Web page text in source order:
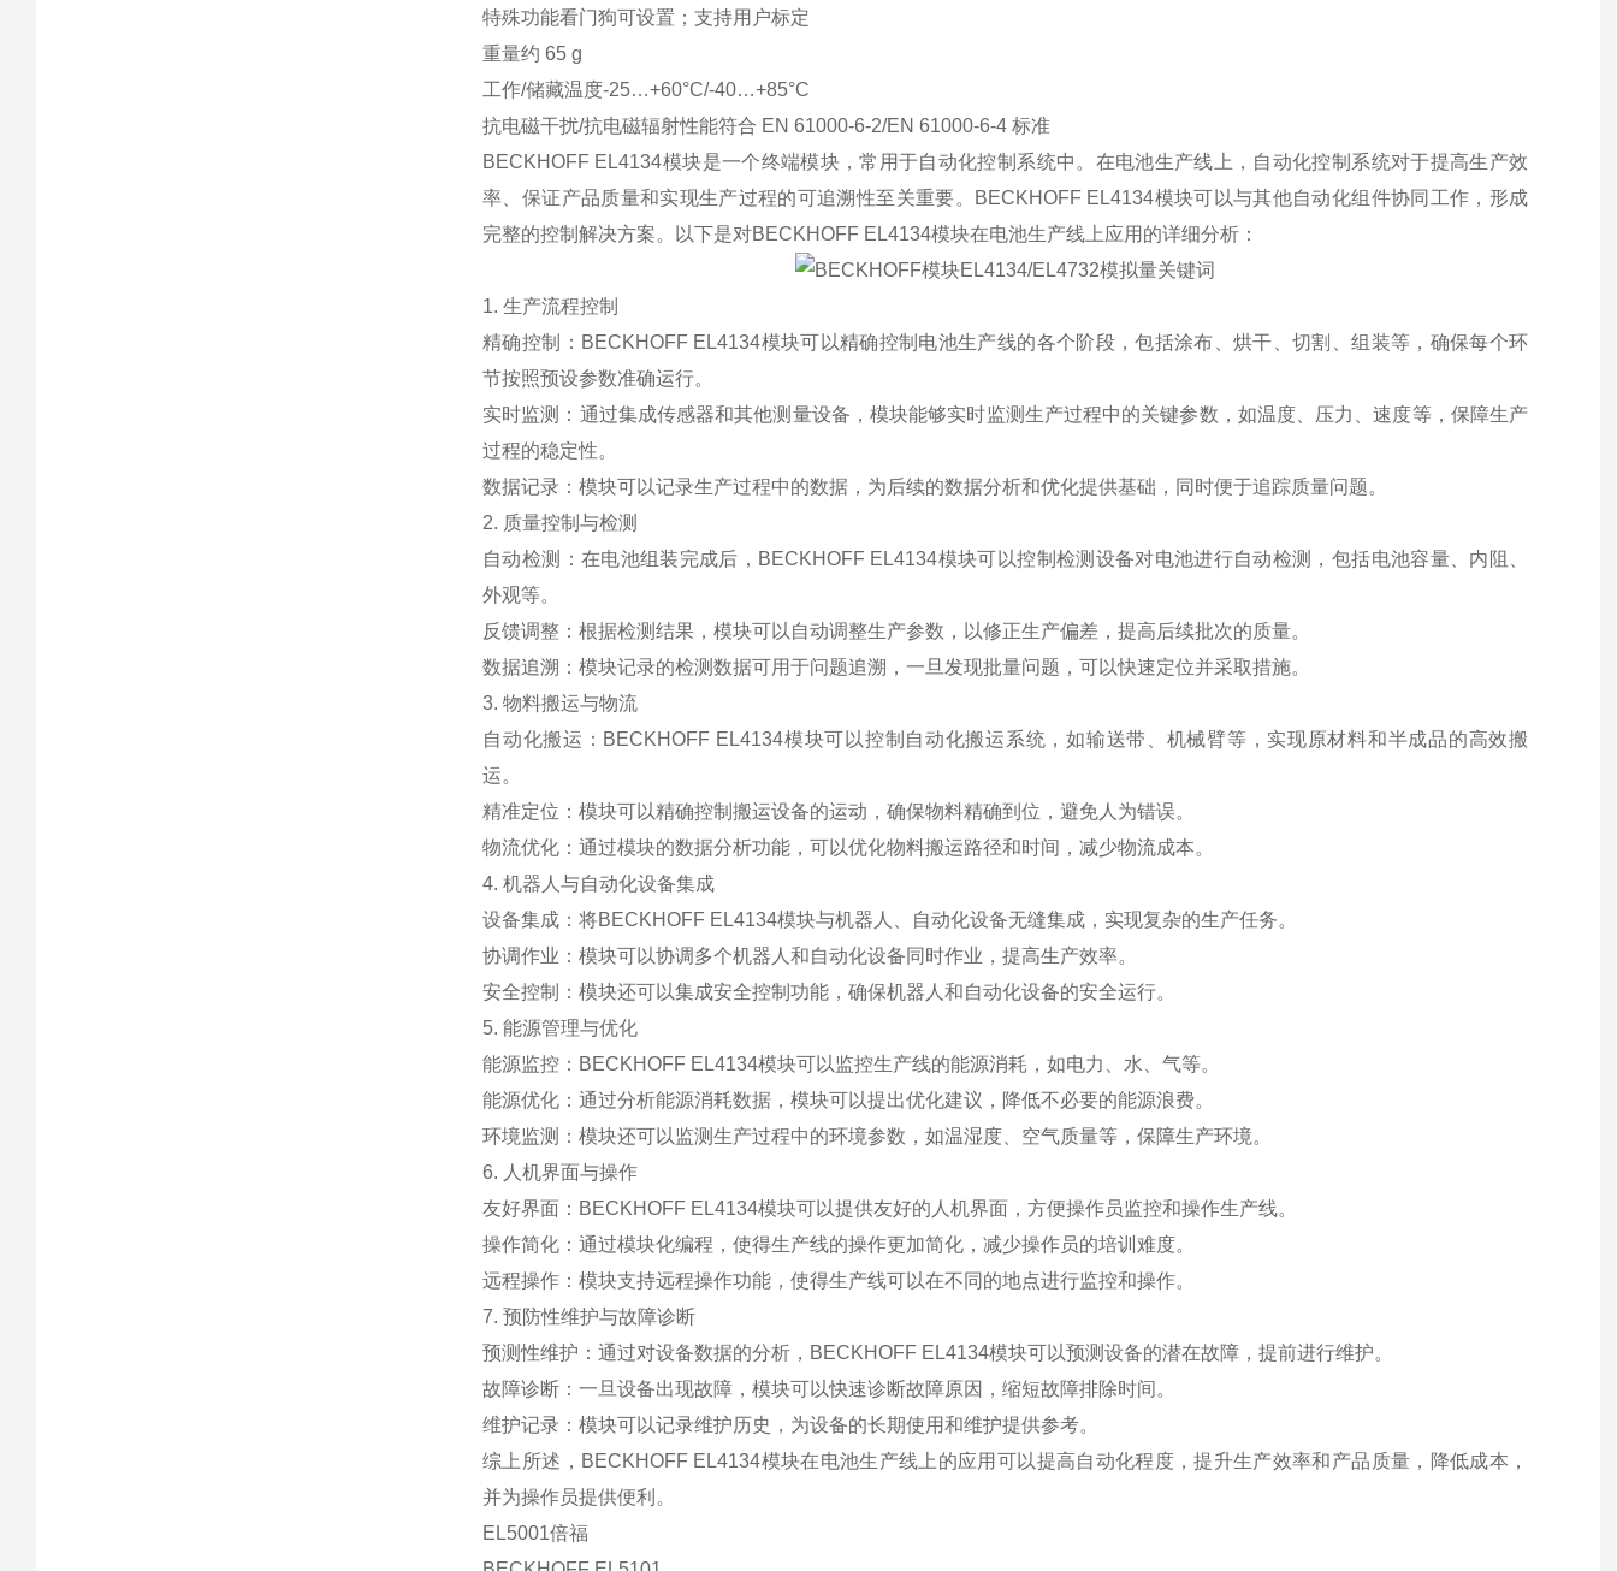
特殊功能看门狗可设置；支持用户标定
重量约 65 g
工作/储藏温度-25…+60°C/-40…+85°C
抗电磁干扰/抗电磁辐射性能符合 EN 61000-6-2/EN 61000-6-4 标准
BECKHOFF EL4134模块是一个终端模块，常用于自动化控制系统中。在电池生产线上，自动化控制系统对于提高生产效
率、保证产品质量和实现生产过程的可追溯性至关重要。BECKHOFF EL4134模块可以与其他自动化组件协同工作，形成
完整的控制解决方案。以下是对BECKHOFF EL4134模块在电池生产线上应用的详细分析：
1. 生产流程控制
精确控制：BECKHOFF EL4134模块可以精确控制电池生产线的各个阶段，包括涂布、烘干、切割、组装等，确保每个环
节按照预设参数准确运行。
实时监测：通过集成传感器和其他测量设备，模块能够实时监测生产过程中的关键参数，如温度、压力、速度等，保障生产
过程的稳定性。
数据记录：模块可以记录生产过程中的数据，为后续的数据分析和优化提供基础，同时便于追踪质量问题。
2. 质量控制与检测
自动检测：在电池组装完成后，BECKHOFF EL4134模块可以控制检测设备对电池进行自动检测，包括电池容量、内阻、
外观等。
反馈调整：根据检测结果，模块可以自动调整生产参数，以修正生产偏差，提高后续批次的质量。
数据追溯：模块记录的检测数据可用于问题追溯，一旦发现批量问题，可以快速定位并采取措施。
3. 物料搬运与物流
自动化搬运：BECKHOFF EL4134模块可以控制自动化搬运系统，如输送带、机械臂等，实现原材料和半成品的高效搬
运。
精准定位：模块可以精确控制搬运设备的运动，确保物料精确到位，避免人为错误。
物流优化：通过模块的数据分析功能，可以优化物料搬运路径和时间，减少物流成本。
4. 机器人与自动化设备集成
设备集成：将BECKHOFF EL4134模块与机器人、自动化设备无缝集成，实现复杂的生产任务。
协调作业：模块可以协调多个机器人和自动化设备同时作业，提高生产效率。
安全控制：模块还可以集成安全控制功能，确保机器人和自动化设备的安全运行。
5. 能源管理与优化
能源监控：BECKHOFF EL4134模块可以监控生产线的能源消耗，如电力、水、气等。
能源优化：通过分析能源消耗数据，模块可以提出优化建议，降低不必要的能源浪费。
环境监测：模块还可以监测生产过程中的环境参数，如温湿度、空气质量等，保障生产环境。
6. 人机界面与操作
友好界面：BECKHOFF EL4134模块可以提供友好的人机界面，方便操作员监控和操作生产线。
操作简化：通过模块化编程，使得生产线的操作更加简化，减少操作员的培训难度。
远程操作：模块支持远程操作功能，使得生产线可以在不同的地点进行监控和操作。
7. 预防性维护与故障诊断
预测性维护：通过对设备数据的分析，BECKHOFF EL4134模块可以预测设备的潜在故障，提前进行维护。
故障诊断：一旦设备出现故障，模块可以快速诊断故障原因，缩短故障排除时间。
维护记录：模块可以记录维护历史，为设备的长期使用和维护提供参考。
综上所述，BECKHOFF EL4134模块在电池生产线上的应用可以提高自动化程度，提升生产效率和产品质量，降低成本，
并为操作员提供便利。
EL5001倍福